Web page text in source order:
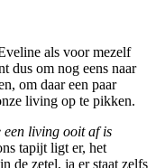
als voor mezelf
dus om nog eens naar
om daar een paar
living op te pikken.
een living ooit af is
tapijt ligt er, het
de zetel, ja er staat zelfs